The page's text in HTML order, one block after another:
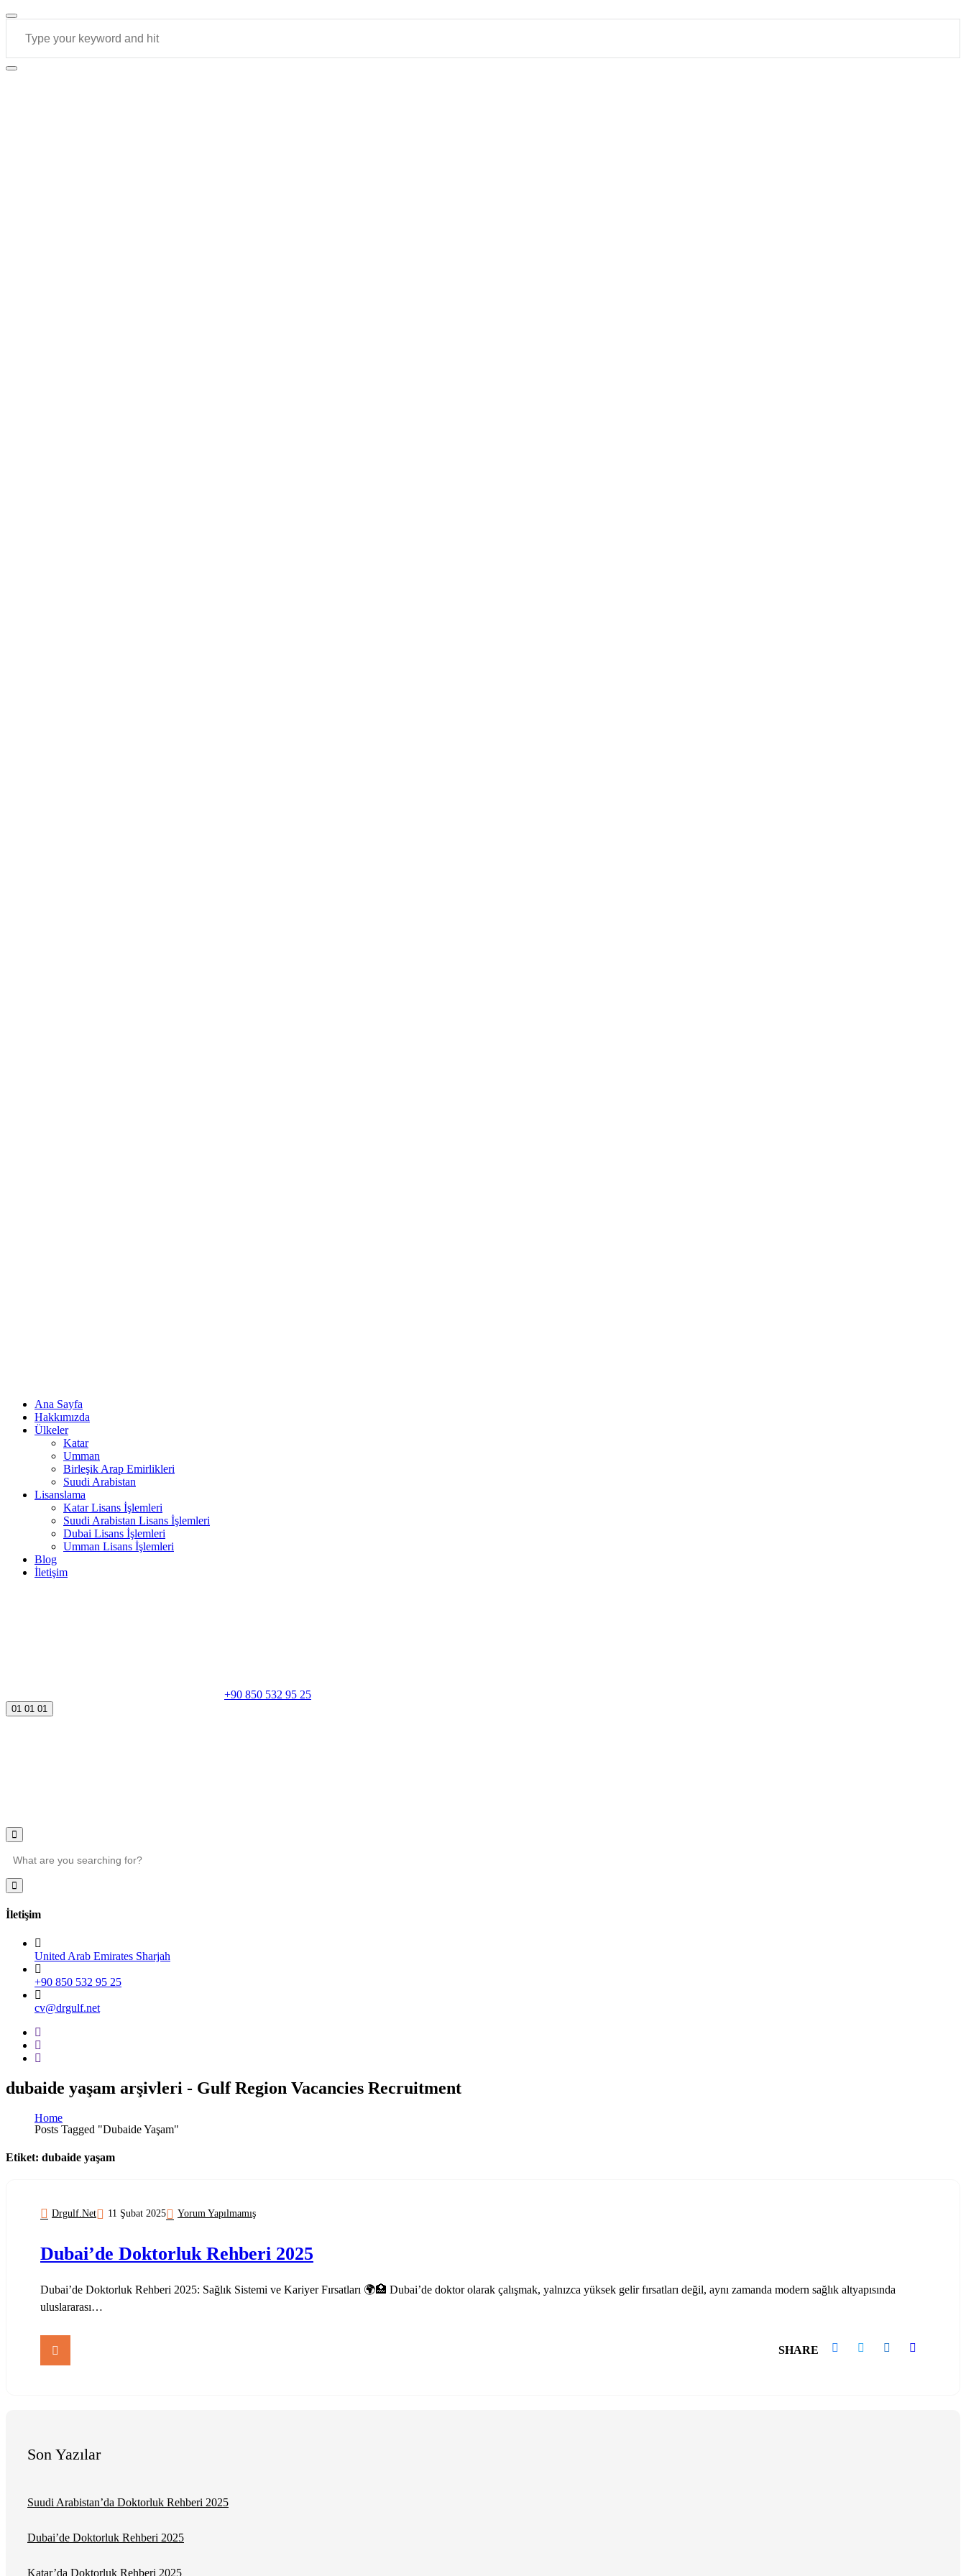
Ana Sayfa
Hakkımızda
Ülkeler
Katar
Umman
Birleşik Arap Emirlikleri
Suudi Arabistan
Lisanslama
Katar Lisans İşlemleri
Suudi Arabistan Lisans İşlemleri
Dubai Lisans İşlemleri
Umman Lisans İşlemleri
Blog
İletişim
+90 850 532 95 25
01 01 01
İletişim
United Arab Emirates Sharjah
+90 850 532 95 25
cv@drgulf.net
dubaide yaşam arşivleri - Gulf Region Vacancies Recruitment
Home
Posts Tagged "dubaide Yaşam"
Etiket: dubaide yaşam
Drgulf.net 11 Şubat 2025 Yorum Yapılmamış
Dubai’de Doktorluk Rehberi 2025
Dubai’de Doktorluk Rehberi 2025: Sağlık Sistemi ve Kariyer Fırsatları 🌍🏥 Dubai’de doktor olarak çalışmak, yalnızca yüksek gelir fırsatları değil, aynı zamanda modern sağlık altyapısında
uluslararası…
SHARE
Son Yazılar
Suudi Arabistan’da Doktorluk Rehberi 2025
Dubai’de Doktorluk Rehberi 2025
Katar’da Doktorluk Rehberi 2025